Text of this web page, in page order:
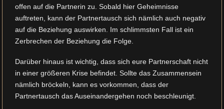
offen auf die Partnerin zu. Sobald hier Geheimnisse
auftreten, kann der Partnertausch sich nämlich auch negativ
auf die Beziehung auswirken. Im schlimmsten Fall ist ein
Zerbrechen der Beziehung die Folge.
Darüber hinaus ist wichtig, dass sich eure Partnerschaft nicht
in einer größeren Krise befindet. Sollte das Zusammensein
nämlich bröckeln, kann es vorkommen, dass der
Partnertausch das Auseinandergehen noch beschleunigt.